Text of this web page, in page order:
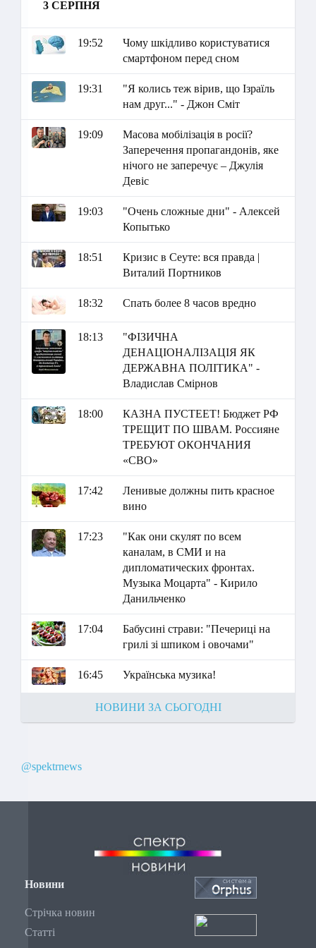
3 СЕРПНЯ
19:52
Чому шкідливо користуватися
смартфоном перед сном
19:31
"Я колись теж вірив, що Ізраїль
нам друг..." - Джон Сміт
19:09
Масова мобілізація в росії?
Заперечення пропагандонів, яке
нічого не заперечує – Джулія
Девіс
19:03
"Очень сложные дни" - Алексей
Копытько
18:51
Кризис в Сеуте: вся правда |
Виталий Портников
18:32 Спать более 8 часов вредно
18:13
"ФІЗИЧНА
ДЕНАЦІОНАЛІЗАЦІЯ ЯК
ДЕРЖАВНА ПОЛІТИКА" -
Владислав Смірнов
18:00
КАЗНА ПУСТЕЕТ! Бюджет РФ
ТРЕЩИТ ПО ШВАМ. Россияне
ТРЕБУЮТ ОКОНЧАНИЯ
«СВО»
17:42
Ленивые должны пить красное
вино
17:23
"Как они скулят по всем
каналам, в СМИ и на
дипломатических фронтах.
Музыка Моцарта" - Кирило
Данильченко
17:04
Бабусині страви: "Печериці на
грилі зі шпиком і овочами"
16:45 Українська музика!
НОВИНИ ЗА СЬОГОДНІ
@spektrnews
Новини
Стрічка новин
Статті